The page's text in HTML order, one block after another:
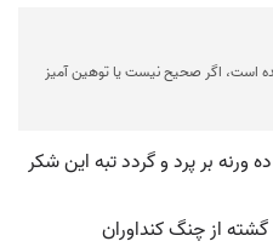
است، اگر صحیح نیست یا توهین آمیز
بر پرد و گردد تبه این شکر
از چنگ کنداوران